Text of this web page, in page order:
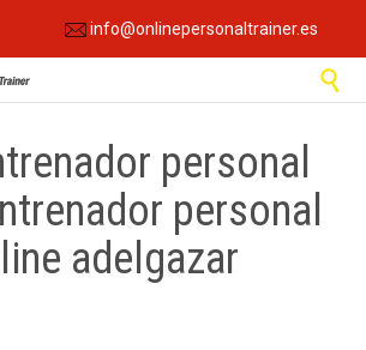
info@onlinepersonaltrainer.es

personal
personal
adelgazar